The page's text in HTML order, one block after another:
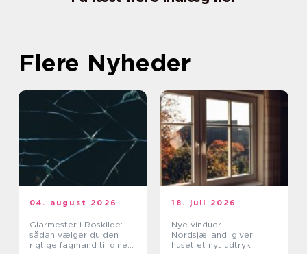
Flere Nyheder
04. august 2026
Glarmester i Roskilde:
sådan vælger du den
rigtige fagmand til dine
18. juli 2026
Nye vinduer i
Nordsjælland: giver
huset et nyt udtryk